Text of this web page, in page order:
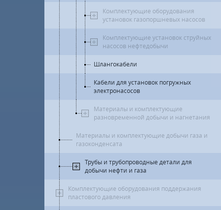
Комплектующие оборудования
установок газопоршневых насосов
Комплектующие установок струйных
насосов нефтедобычи
Шлангокабели
Кабели для установок погружных
электронасосов
Материалы и комплектующие
разновременной добычи и нагнетания
Материалы и комплектующие добычи газа и
газоконденсата
Трубы и трубопроводные детали для
добычи нефти и газа
Комплектующие оборудования поддержания
пластового давления